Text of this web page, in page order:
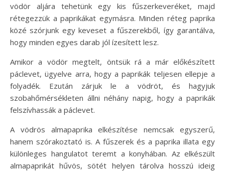
vödör aljára tehetünk egy kis fűszerkeveréket, majd
rétegezzük a paprikákat egymásra. Minden réteg paprika
közé szórjunk egy keveset a fűszerekből, így garantálva,
hogy minden egyes darab jól ízesített lesz.
Amikor a vödör megtelt, öntsük rá a már előkészített
páclevet, ügyelve arra, hogy a paprikák teljesen ellepje a
folyadék. Ezután zárjuk le a vödröt, és hagyjuk
szobahőmérsékleten állni néhány napig, hogy a paprikák
felszívhassák a páclevet.
A vödrös almapaprika elkészítése nemcsak egyszerű,
hanem szórakoztató is. A fűszerek és a paprika illata egy
különleges hangulatot teremt a konyhában. Az elkészült
almapaprikát hűvös, sötét helyen tárolva hosszú ideig